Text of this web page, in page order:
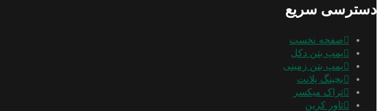
دسترسی سریع
صفحه نخست
پمپ بتن دکل
پمپ بتن زمینی
بچینگ پلانت
تراک میکسر
تاور کرین